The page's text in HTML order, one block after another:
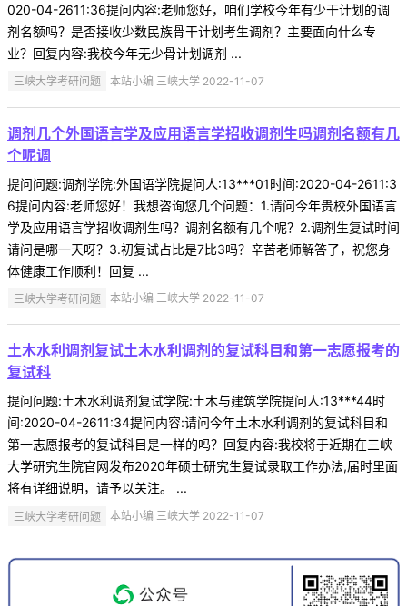
020-04-2611:36提问内容:老师您好，咱们学校今年有少干计划的调
剂名额吗？是否接收少数民族骨干计划考生调剂？主要面向什么专
业？回复内容:我校今年无少骨计划调剂 ...
三峡大学考研问题 本站小编 三峡大学 2022-11-07
调剂几个外国语言学及应用语言学招收调剂生吗调剂名额有几
个呢调
提问问题:调剂学院:外国语学院提问人:13***01时间:2020-04-2611:3
6提问内容:老师您好！我想咨询您几个问题：1.请问今年贵校外国语言
学及应用语言学招收调剂生吗？调剂名额有几个呢？2.调剂生复试时间
请问是哪一天呀？3.初复试占比是7比3吗？辛苦老师解答了，祝您身
体健康工作顺利！回复 ...
三峡大学考研问题 本站小编 三峡大学 2022-11-07
土木水利调剂复试土木水利调剂的复试科目和第一志愿报考的
复试科
提问问题:土木水利调剂复试学院:土木与建筑学院提问人:13***44时
间:2020-04-2611:34提问内容:请问今年土木水利调剂的复试科目和
第一志愿报考的复试科目是一样的吗？回复内容:我校将于近期在三峡
大学研究生院官网发布2020年硕士研究生复试录取工作办法,届时里面
将有详细说明，请予以关注。 ...
三峡大学考研问题 本站小编 三峡大学 2022-11-07